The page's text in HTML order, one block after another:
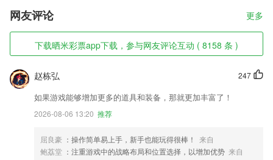
网友评论 更多
下载晒米彩票app下载，参与网友评论互动 ( 8158 条 )
247
赵栋弘
如果游戏能够增加更多的道具和装备，那就更加丰富了！
2026-08-06 13:20 推荐
屈良豪 ：操作简单易上手，新手也能玩得很棒！
来自
鲍荔堂 ：注重游戏中的战略布局和位置选择，以增加优势 来自